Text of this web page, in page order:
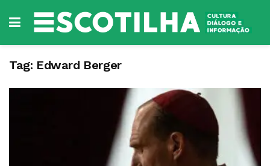
Tag: Edward Berger